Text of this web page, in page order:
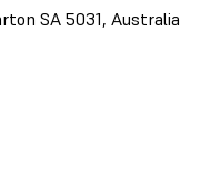
SA 5031, Australia